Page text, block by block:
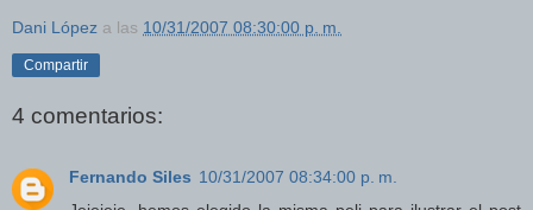
Dani López a las 10/31/2007 08:30:00 p. m.
Compartir
4 comentarios:
Fernando Siles 10/31/2007 08:34:00 p. m.